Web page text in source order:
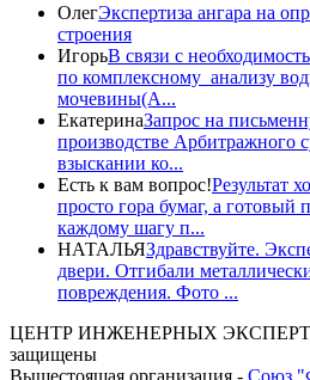
ОлегЭкспертиза ангара на
строения
ИгорьВ связи с
по комплексному анализу
мочевины(A...
ЕкатеринаЗапрос на
производстве Арбитражного
взыскании ко...
Есть к вам вопрос!Результат
просто гора бумаг, а готовый
каждому шагу п...
НАТАЛЬЯЗдравствуйте.
двери. Отгибали
повреждения. Фото ...
ЦЕНТР ИНЖЕНЕРНЫХ
защищены
Вышестоящая организация - Союз